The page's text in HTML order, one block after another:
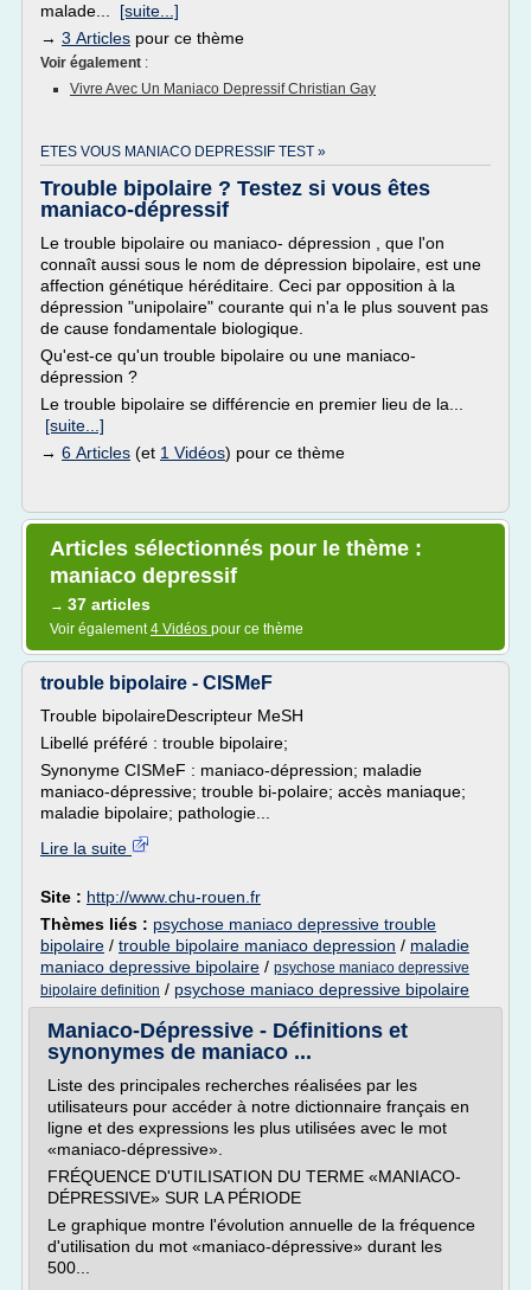
malade... [suite...]
→ 3 Articles pour ce thème
Voir également :
Vivre Avec Un Maniaco Depressif Christian Gay
ETES VOUS MANIACO DEPRESSIF TEST »
Trouble bipolaire ? Testez si vous êtes
maniaco-dépressif
Le trouble bipolaire ou maniaco- dépression , que l'on
connaît aussi sous le nom de dépression bipolaire, est une
affection génétique héréditaire. Ceci par opposition à la
dépression "unipolaire" courante qui n'a le plus souvent pas
de cause fondamentale biologique.
Qu'est-ce qu'un trouble bipolaire ou une maniaco-
dépression ?
Le trouble bipolaire se différencie en premier lieu de la...
[suite...]
→ 6 Articles (et 1 Vidéos) pour ce thème
Articles sélectionnés pour le thème :
maniaco depressif
→ 37 articles
Voir également4 Vidéos pour ce thème
trouble bipolaire - CISMeF
Trouble bipolaireDescripteur MeSH
Libellé préféré : trouble bipolaire;
Synonyme CISMeF : maniaco-dépression; maladie
maniaco-dépressive; trouble bi-polaire; accès maniaque;
maladie bipolaire; pathologie...
Lire la suite
Site : http://www.chu-rouen.fr
Thèmes liés : psychose maniaco depressive trouble
bipolaire / trouble bipolaire maniaco depression / maladie
maniaco depressive bipolaire / psychose maniaco depressive
bipolaire definition / psychose maniaco depressive bipolaire
Maniaco-Dépressive - Définitions et
synonymes de maniaco ...
Liste des principales recherches réalisées par les
utilisateurs pour accéder à notre dictionnaire français en
ligne et des expressions les plus utilisées avec le mot
«maniaco-dépressive».
FRÉQUENCE D'UTILISATION DU TERME «MANIACO-
DÉPRESSIVE» SUR LA PÉRIODE
Le graphique montre l'évolution annuelle de la fréquence
d'utilisation du mot «maniaco-dépressive» durant les
500...